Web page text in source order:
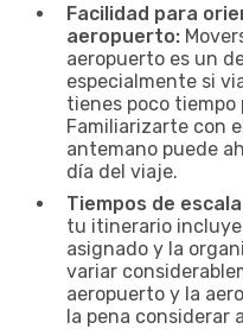
Facilidad para
aeropuerto:
aeropuerto es un
especialmente si
tienes poco
Familiarizarte con
antemano puede
día del viaje.
Tiempos de
tu itinerario
asignado y la
variar
aeropuerto y la
la pena considerar